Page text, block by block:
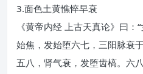
3.面色土黄憔悴早衰
《黄帝内经 上古天真论》曰
始焦，发始堕六七，三阳脉衰
五八，肾气衰，发堕齿槁。六